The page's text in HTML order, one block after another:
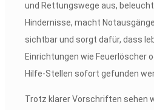
und Rettungswege aus,
Hindernisse, macht
sichtbar und sorgt dafür, dass
Einrichtungen wie Feuerlöscher
Hilfe-Stellen sofort gefunden
Trotz klarer Vorschriften sehen